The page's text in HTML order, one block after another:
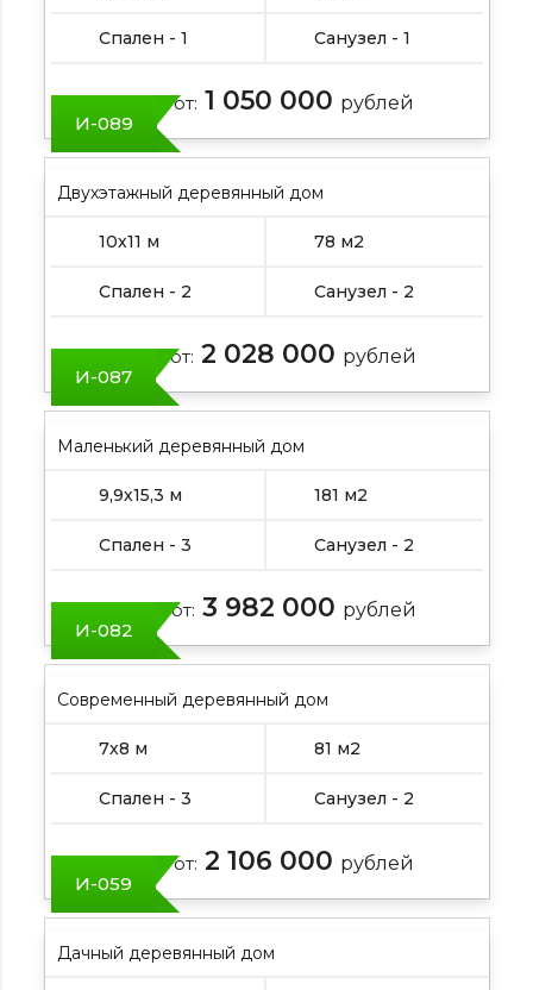
Спален - 1 Санузел - 1
Цена от: 1 050 000 рублей
И-089
Двухэтажный деревянный дом
10х11 м 78 м2
Спален - 2 Санузел - 2
Цена от: 2 028 000 рублей
И-087
Маленький деревянный дом
9,9х15,3 м 181 м2
Спален - 3 Санузел - 2
Цена от: 3 982 000 рублей
И-082
Современный деревянный дом
7х8 м 81 м2
Спален - 3 Санузел - 2
Цена от: 2 106 000 рублей
И-059
Дачный деревянный дом